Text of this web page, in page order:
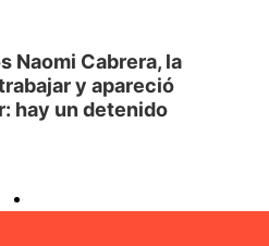
Naomi Cabrera, la
y apareció
hay un detenido